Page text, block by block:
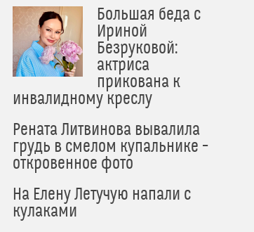
Большая беда с
Ириной
Безруковой:
актриса
прикована к
инвалидному креслу
Рената Литвинова вывалила
грудь в смелом купальнике –
откровенное фото
На Елену Летучую напали с
кулаками